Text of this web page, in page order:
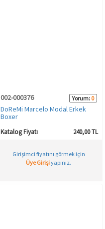
002-000376 Yorum: 0
DoReMi Marcelo Modal Erkek
Boxer
Katalog Fiyatı 240,00 TL
Girişimci fiyatını görmek için
Üye Girişiyapınız.